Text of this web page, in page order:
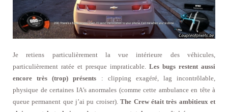
Je retiens particulièrement la vue intérieure des véhicules,
particulièrement ratée et presque impraticable. Les bugs restent aussi
encore très (trop) présents : clipping exagéré, lag incontrôlable,
physique de certaines IA’s anormales (comme cette ambulance en tête à
queue permanent que j’ai pu croiser). The Crew était très ambitieux et